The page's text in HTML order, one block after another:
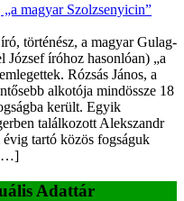
„a magyar Szolzsenyicin”
történész, a magyar Gulag-
íróhoz hasonlóan) „a
Rózsás János, a
alkotója mindössze 18
került. Egyik
találkozott Alekszandr
tartó közös fogságuk
[…]
Adattár